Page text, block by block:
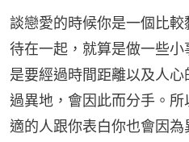
談戀愛的時候你是一個比
待在一起，就算是做一些
是要經過時間距離以及人
過異地，會因此而分手。
適的人跟你表白你也會因為